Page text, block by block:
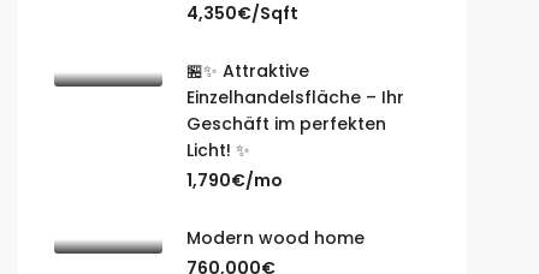
4,350€/Sqft
🏪✨ Attraktive
Einzelhandelsfläche – Ihr
Geschäft im perfekten
Licht! ✨
1,790€/mo
Modern wood home
760,000€